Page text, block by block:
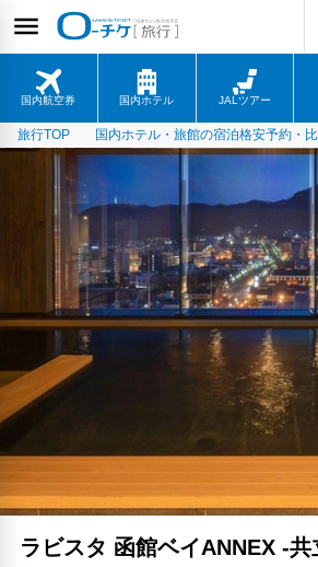
国内航空券 国内ホテル JALツアー
旅行TOP 国内ホテル・旅館の宿泊格安予約・
ラビスタ 函館ベイANNEX -共